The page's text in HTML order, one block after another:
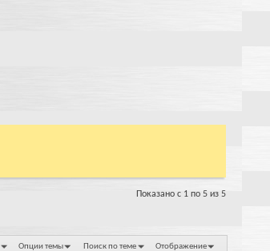
Показано с 1 по 5 из 5
Опции темы Поиск по теме Отображение